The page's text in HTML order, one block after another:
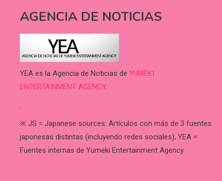
AGENCIA DE NOTICIAS
YEA es la Agencia de Noticias de YUMEKI
ENTERTAINMENT AGENCY.
.
※ JS = Japanese sources: Artículos con más de 3 fuentes
japonesas distintas (incluyendo redes sociales); YEA =
Fuentes internas de Yumeki Entertainment Agency.